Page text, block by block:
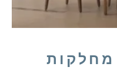
מחלקות